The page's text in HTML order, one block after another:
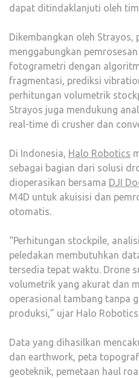
dapat ditindaklanjuti oleh
Dikembangkan oleh Strayos,
menggabungkan
fotogrametri dengan
fragmentasi, prediksi
perhitungan volumetrik
Strayos juga mendukung
real-time di crusher dan
Di Indonesia, Halo Robotics
sebagai bagian dari solusi
dioperasikan bersama DJI
M4D untuk akuisisi dan
otomatis.
“Perhitungan stockpile,
peledakan membutuhkan
tersedia tepat waktu. Drone
volumetrik yang akurat dan
operasional tambang tanpa
produksi,” ujar Halo
Data yang dihasilkan
dan earthwork, peta
geoteknik, pemetaan haul